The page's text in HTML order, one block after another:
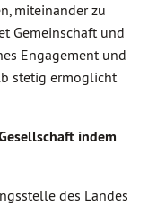
miteinander zu
Gemeinschaft und
Engagement und
stetig ermöglicht
indem
des Landes